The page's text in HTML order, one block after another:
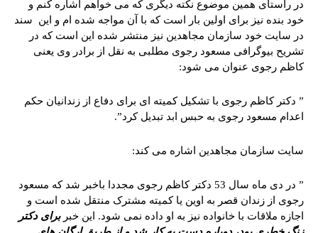
در راستای همین موضوع نکته دیگری که می خواهم اشاره کنم و
خود بنده نیز برای اولین بار است که با آن مواجه شده ام و این سند
در سایت خود سازمان مجاهدین نیز منتشر شده این است که در
تشریح بیوگرافی مسعود رجوی مطلبی به نقل از برادر وی یعنی
کاظم رجوی عنوان می شود:
” دکتر کاظم رجوی با تشکیل کمیته ای برای دفاع از زندانیان حکم
اعدام مسعود رجوی به حبس ابد تبدیل کرد”.
سایت سازمان مجاهدین اشاره می کند:
” در دی ماه سال 53 دکتر کاظم رجوی مجددا باخبر شد که مسعود
رجوی از زندان قصر به اوین یا کمیته مشترک منتقل شده است و
اجازه ملاقات با خانواده نیز به او داده نمی شود. این خبربرای دکتر